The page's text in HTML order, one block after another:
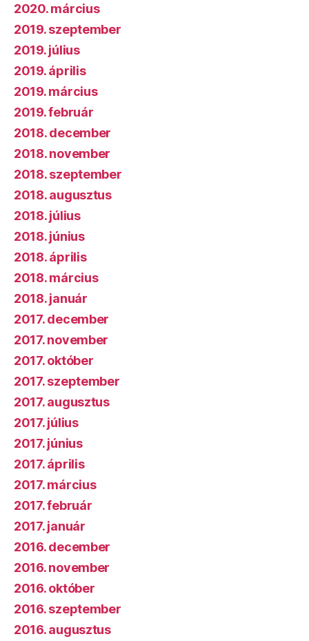
2020. március
2019. szeptember
2019. július
2019. április
2019. március
2019. február
2018. december
2018. november
2018. szeptember
2018. augusztus
2018. július
2018. június
2018. április
2018. március
2018. január
2017. december
2017. november
2017. október
2017. szeptember
2017. augusztus
2017. július
2017. június
2017. április
2017. március
2017. február
2017. január
2016. december
2016. november
2016. október
2016. szeptember
2016. augusztus